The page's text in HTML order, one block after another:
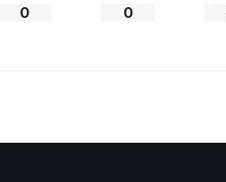
0 0